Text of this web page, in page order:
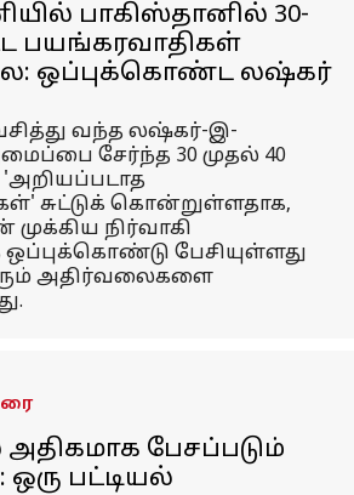
பாகிஸ்தானில் 30-
பயங்கரவாதிகள்
ஒப்புக்கொண்ட லஷ்கர்
வந்த லஷ்கர்-இ-
சேர்ந்த 30 முதல் 40
சுட்டுக் கொன்றுள்ளதாக,
நிர்வாகி
பேசியுள்ளது
அதிர்வலைகளை
பேசப்படும்
பட்டியல்